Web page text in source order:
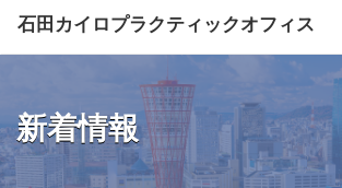
石田カイロプラクティックオフィス
新着情報